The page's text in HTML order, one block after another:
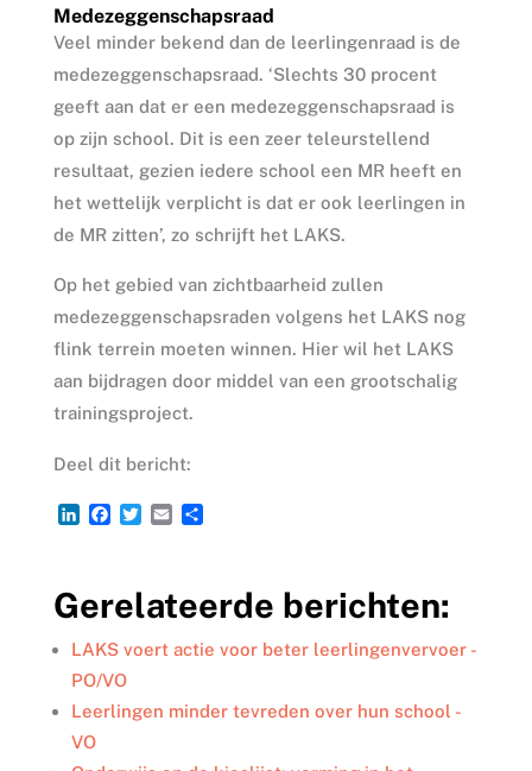
Medezeggenschapsraad
Veel minder bekend dan de leerlingenraad is de
medezeggenschapsraad. ‘Slechts 30 procent
geeft aan dat er een medezeggenschapsraad is
op zijn school. Dit is een zeer teleurstellend
resultaat, gezien iedere school een MR heeft en
het wettelijk verplicht is dat er ook leerlingen in
de MR zitten’, zo schrijft het LAKS.
Op het gebied van zichtbaarheid zullen
medezeggenschapsraden volgens het LAKS nog
flink terrein moeten winnen. Hier wil het LAKS
aan bijdragen door middel van een grootschalig
trainingsproject.
Deel dit bericht:
L
e
d
n
F
b
o
o
k
T
t
e
r
E
l
D
n
Gerelateerde berichten:
LAKS voert actie voor beter leerlingenvervoer -
PO/VO
Leerlingen minder tevreden over hun school -
VO